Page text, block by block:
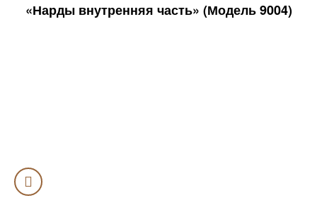
«Нарды внутренняя часть» (Модель 9004)